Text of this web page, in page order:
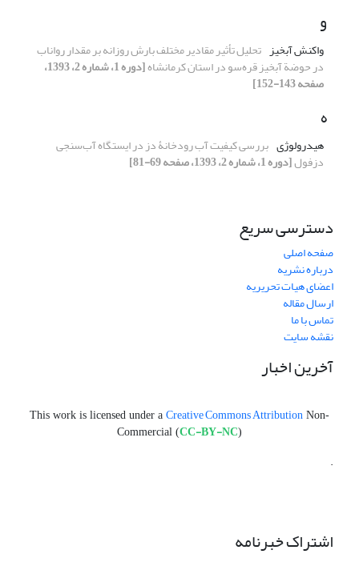
و
واکنش آبخیز تحلیل تأثیر مقادیر مختلف بارش روزانه بر مقدار رواناب
در حوضة آبخیز قره‌سو در استان کرمانشاه [دوره 1، شماره 2، 1393،
صفحه 143-152]
ه
هیدرولوژی بررسی کیفیت آب رودخانۀ دز در ایستگاه آب‌سنجی
دزفول[دوره 1، شماره 2، 1393، صفحه 69-81]
دسترسی سریع
صفحه اصلی
درباره نشریه
اعضای هیات تحریریه
ارسال مقاله
تماس با ما
نقشه سایت
آخرین اخبار
This work is licensed under a Creative Commons Attribution Non-
Commercial (CC-BY-NC)
.
اشتراک خبرنامه